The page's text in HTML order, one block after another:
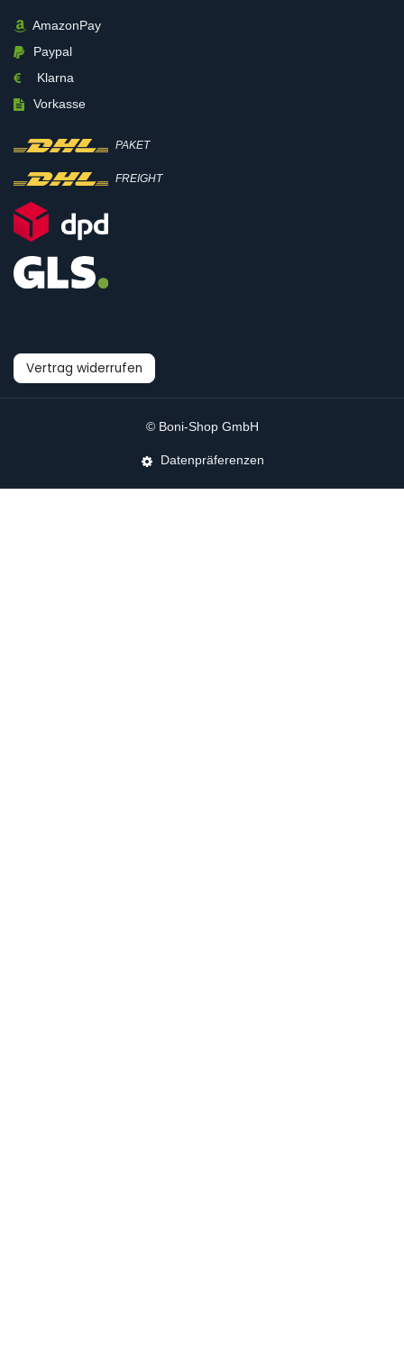
AmazonPay
Paypal
Klarna
Vorkasse
PAKET
FREIGHT
Vertrag widerrufen
© Boni-Shop GmbH
Datenpräferenzen